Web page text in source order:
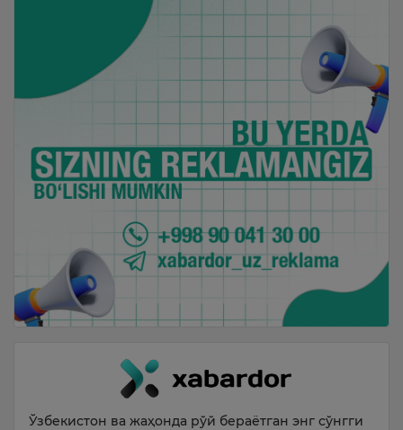
Ўзбекистон ва жаҳонда рўй бераётган энг сўнгги